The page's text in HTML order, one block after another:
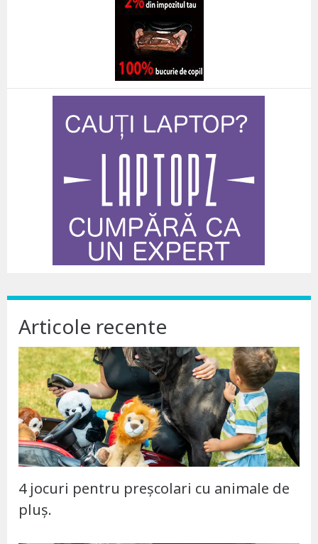
Articole recente
4 jocuri pentru preșcolari cu animale de
pluș.